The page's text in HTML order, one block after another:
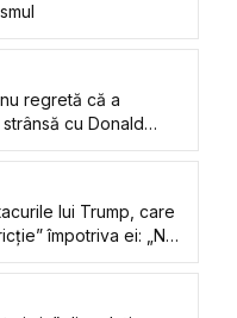
regretă că a
cu Donald
lui Trump, care
împotriva ei: „Nu